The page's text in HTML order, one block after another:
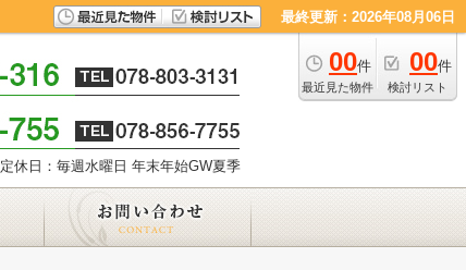
最終更新：2026年08月06日
00件
最近見た物件
00件
検討リスト
定休日：毎週水曜日 年末年始GW夏季